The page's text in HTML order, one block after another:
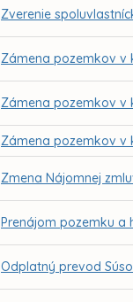
Zverenie
Zámena pozemkov v
Zámena pozemkov v
Zámena pozemkov v
Zmena Nájomnej
Prenájom pozemku a
Odplatný prevod